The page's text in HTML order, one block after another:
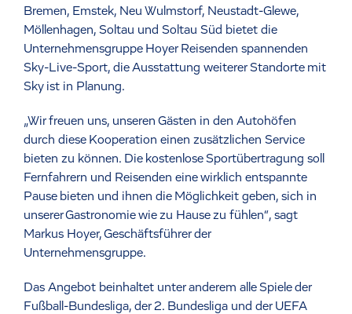
Bremen, Emstek, Neu Wulmstorf, Neustadt-Glewe,
Möllenhagen, Soltau und Soltau Süd bietet die
Unternehmensgruppe Hoyer Reisenden spannenden
Sky-Live-Sport, die Ausstattung weiterer Standorte mit
Sky ist in Planung.
„Wir freuen uns, unseren Gästen in den Autohöfen
durch diese Kooperation einen zusätzlichen Service
bieten zu können. Die kostenlose Sportübertragung soll
Fernfahrern und Reisenden eine wirklich entspannte
Pause bieten und ihnen die Möglichkeit geben, sich in
unserer Gastronomie wie zu Hause zu fühlen“, sagt
Markus Hoyer, Geschäftsführer der
Unternehmensgruppe.
Das Angebot beinhaltet unter anderem alle Spiele der
Fußball-Bundesliga, der 2. Bundesliga und der UEFA